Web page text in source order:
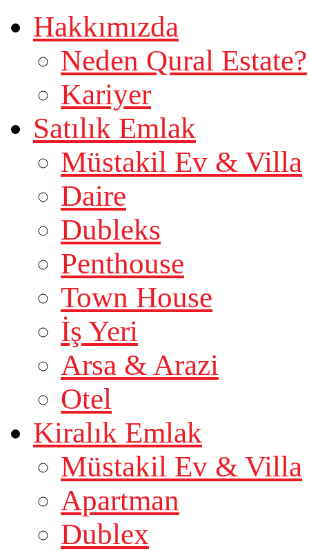
Hakkımızda
Neden Qural Estate?
Kariyer
Satılık Emlak
Müstakil Ev & Villa
Daire
Dubleks
Penthouse
Town House
İş Yeri
Arsa & Arazi
Otel
Kiralık Emlak
Müstakil Ev & Villa
Apartman
Dublex